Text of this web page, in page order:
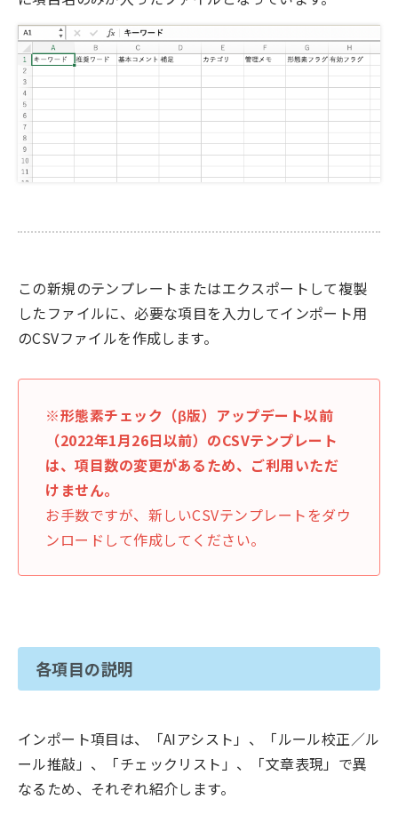
この新規のテンプレートまたはエクスポートして複製
したファイルに、必要な項目を入力してインポート用
のCSVファイルを作成します。
※形態素チェック（β版）アップデート以前
（2022年1月26日以前）のCSVテンプレート
は、項目数の変更があるため、ご利用いただ
けません。
お手数ですが、新しいCSVテンプレートをダウ
ンロードして作成してください。
各項目の説明
インポート項目は、「AIアシスト」、「ルール校正／ル
ール推敲」、「チェックリスト」、「文章表現」で異
なるため、それぞれ紹介します。